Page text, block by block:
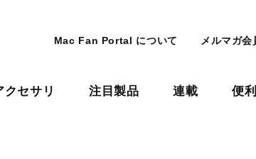
Mac Fan Portal について メルマガ会
クセサリ 注目製品 連載 便